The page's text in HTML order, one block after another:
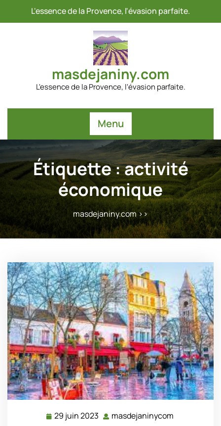
L'essence de la Provence, l'évasion parfaite.
masdejaniny.com
L'essence de la Provence, l'évasion parfaite.
Menu
Étiquette :activité
économique
masdejaniny.com>>
29 juin 2023 29 masdejaninycom